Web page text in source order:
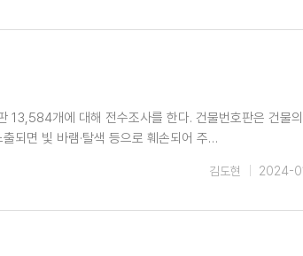
13,584개에 대해 전수조사를 한다. 건물번호판은 건물
되면 빛 바램·탈색 등으로 훼손되어 주…
2024-
김도현